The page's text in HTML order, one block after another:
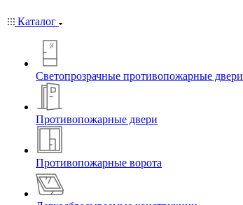
Каталог
Светопрозрачные противопожарные двери
Противопожарные двери
Противопожарные ворота